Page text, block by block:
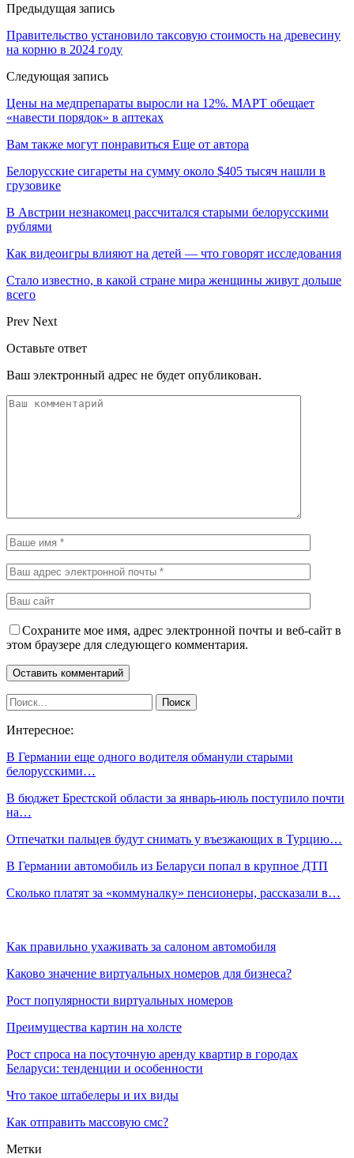
Предыдущая запись
Правительство установило таксовую стоимость на древесину
на корню в 2024 году
Следующая запись
Цены на медпрепараты выросли на 12%. МАРТ обещает
«навести порядок» в аптеках
Вам также могут понравиться Еще от автора
Белорусские сигареты на сумму около $405 тысяч нашли в
грузовике
В Австрии незнакомец рассчитался старыми белорусскими
рублями
Как видеоигры влияют на детей — что говорят исследования
Стало известно, в какой стране мира женщины живут дольше
всего
Prev Next
Оставьте ответ
Ваш электронный адрес не будет опубликован.
Сохраните мое имя, адрес электронной почты и веб-сайт в
этом браузере для следующего комментария.
Интересное:
В Германии еще одного водителя обманули старыми
белорусскими…
В бюджет Брестской области за январь-июль поступило почти
на…
Отпечатки пальцев будут снимать у въезжающих в Турцию…
В Германии автомобиль из Беларуси попал в крупное ДТП
Сколько платят за «коммуналку» пенсионеры, рассказали в…
Как правильно ухаживать за салоном автомобиля
Каково значение виртуальных номеров для бизнеса?
Рост популярности виртуальных номеров
Преимущества картин на холсте
Рост спроса на посуточную аренду квартир в городах
Беларуси: тенденции и особенности
Что такое штабелеры и их виды
Как отправить массовую смс?
Метки